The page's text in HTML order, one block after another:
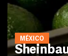
MÉXICO